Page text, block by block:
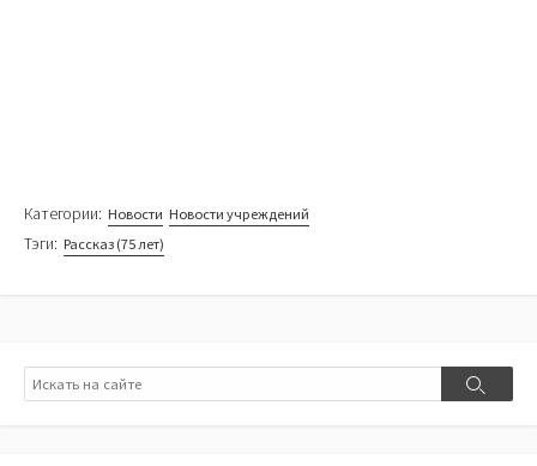
Категории: Новости Новости учреждений
Тэги: Рассказ (75 лет)
Поиск
Поиск